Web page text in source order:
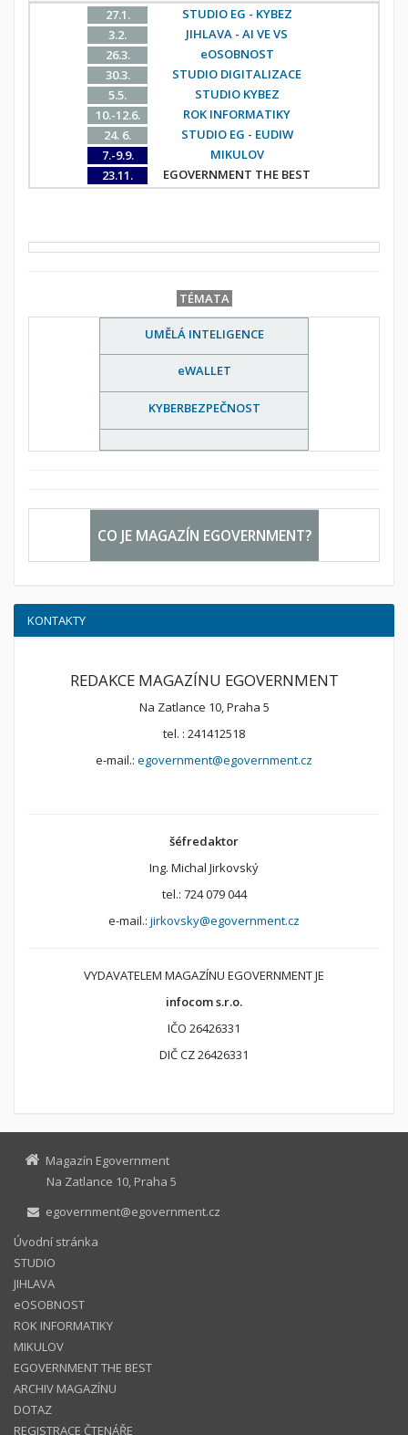
27.1.
STUDIO EG - KYBEZ
3.2.
JIHLAVA - AI VE VS
26.3.
eOSOBNOST
30.3.
STUDIO DIGITALIZACE
5.5.
STUDIO KYBEZ
10.-12.6.
ROK INFORMATIKY
24. 6.
STUDIO EG - EUDIW
7.-9.9.
MIKULOV
23.11.
EGOVERNMENT THE BEST
TÉMATA
UMĚLÁ INTELIGENCE
eWALLET
KYBERBEZPEČNOST
CO JE MAGAZÍN EGOVERNMENT?
KONTAKTY
REDAKCE MAGAZÍNU EGOVERNMENT
Na Zatlance 10, Praha 5
tel. : 241412518
e-mail.: egovernment@egovernment.cz
šéfredaktor
Ing. Michal Jirkovský
tel.: 724 079 044
e-mail.: jirkovsky@egovernment.cz
VYDAVATELEM MAGAZÍNU EGOVERNMENT JE
infocom s.r.o.
IČO 26426331
DIČ CZ 26426331
Magazín Egovernment
Na Zatlance 10, Praha 5
egovernment@egovernment.cz
Úvodní stránka
STUDIO
JIHLAVA
eOSOBNOST
ROK INFORMATIKY
MIKULOV
EGOVERNMENT THE BEST
ARCHIV MAGAZÍNU
DOTAZ
REGISTRACE ČTENÁŘE